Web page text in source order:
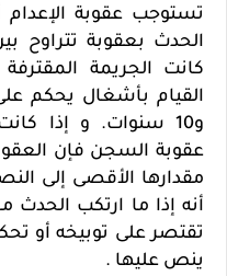
تستوجب عقوبة
كانت الجريمة
و10 سنوات. و إذا
عقوبة السجن فإن
مقدارها الأقصى إلى
أنه إذا ما ارتكب الحدث
تقتصر على توبيخه أو
ينص عليها .